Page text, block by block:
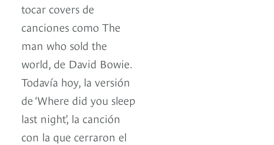
tocar covers de
canciones como The
man who sold the
world, de David Bowie.
Todavía hoy, la versión
de ‘Where did you sleep
last night’, la canción
con la que cerraron el